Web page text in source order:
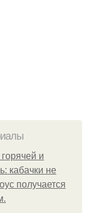
и
кабачки не
получается